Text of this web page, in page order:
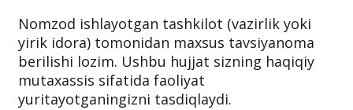
Nomzod ishlayotgan tashkilot (vazirlik yoki
yirik idora) tomonidan maxsus tavsiyanoma
berilishi lozim. Ushbu hujjat sizning haqiqiy
mutaxassis sifatida faoliyat
yuritayotganingizni tasdiqlaydi.